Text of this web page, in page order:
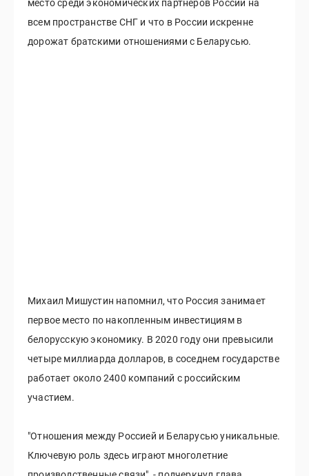
место среди экономических партнеров России на
всем пространстве СНГ и что в России искренне
дорожат братскими отношениями с Беларусью.
Михаил Мишустин напомнил, что Россия занимает
первое место по накопленным инвестициям в
белорусскую экономику. В 2020 году они превысили
четыре миллиарда долларов, в соседнем государстве
работает около 2400 компаний с российским
участием.
"Отношения между Россией и Беларусью уникальные.
Ключевую роль здесь играют многолетние